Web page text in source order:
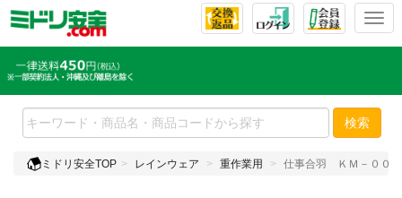
T
l
e
n
v
検索
ミドリ安全TOP レインウェア 重作業用 仕事合羽 ＫＭ－００